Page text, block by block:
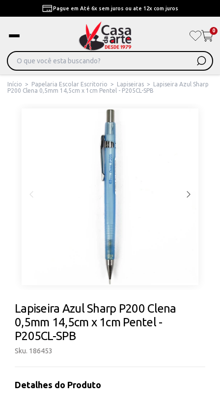
Pague em Até 6x sem juros ou ate 12x com juros
0
Início > Papelaria Escolar Escritorio > Lapiseiras >
Lapiseira Azul Sharp
P200 Clena 0,5mm 14,5cm x 1cm Pentel - P205CL-SPB
Lapiseira Azul Sharp P200 Clena
0,5mm 14,5cm x 1cm Pentel -
P205CL-SPB
Sku. 186453
Detalhes do Produto